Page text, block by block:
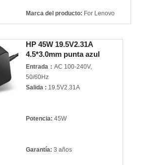
Marca del producto: For Lenovo
HP 45W 19.5V2.31A
4.5*3.0mm punta azul
cargador de notebook
Entrada： AC 100-240V,
50/60Hz
Salida : 19.5V2.31A
Potencia: 45W
Garantía: 3 años